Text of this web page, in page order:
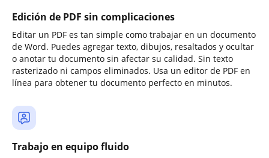
Edición de PDF sin complicaciones
Editar un PDF es tan simple como trabajar en un documento
de Word. Puedes agregar texto, dibujos, resaltados y ocultar
o anotar tu documento sin afectar su calidad. Sin texto
rasterizado ni campos eliminados. Usa un editor de PDF en
línea para obtener tu documento perfecto en minutos.
Trabajo en equipo fluido